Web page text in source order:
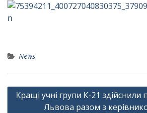
News
Навігація
записів
Кращі учні групи К-21 здійснили
Львова разом з